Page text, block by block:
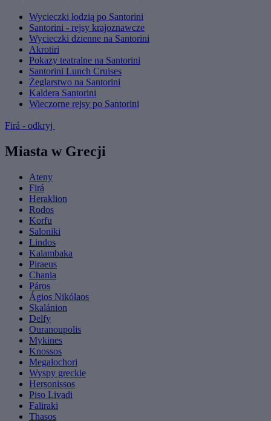
Wycieczki łodzią po Santorini
Santorini - rejsy krajoznawcze
Wycieczki dzienne na Santorini
Akrotiri
Pokazy teatralne na Santorini
Santorini Lunch Cruises
Żeglarstwo na Santorini
Kaldera Santorini
Wieczorne rejsy po Santorini
Firá - odkryj
Miasta w Grecji
Ateny
Firá
Heraklion
Rodos
Korfu
Saloniki
Lindos
Kalambaka
Piraeus
Chania
Páros
Ágios Nikólaos
Skalánion
Delfy
Ouranoupolis
Mykines
Knossos
Megalochori
Wyspy greckie
Hersonissos
Piso Livadi
Faliraki
Thasos